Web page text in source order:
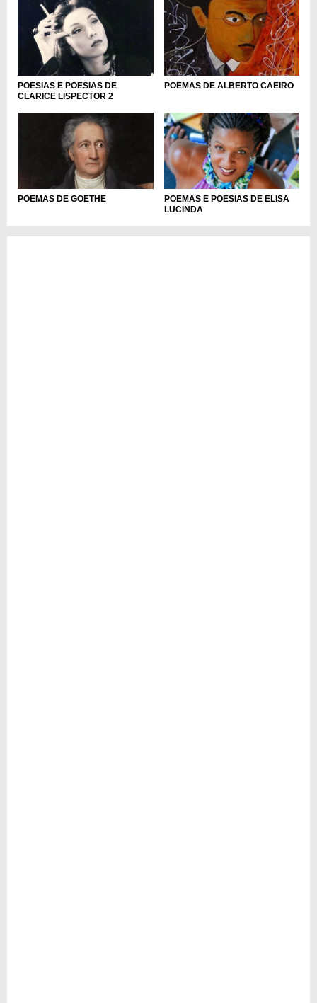
POESIAS E POESIAS DE
CLARICE LISPECTOR 2
POEMAS DE ALBERTO CAEIRO
POEMAS DE GOETHE
POEMAS E POESIAS DE ELISA
LUCINDA